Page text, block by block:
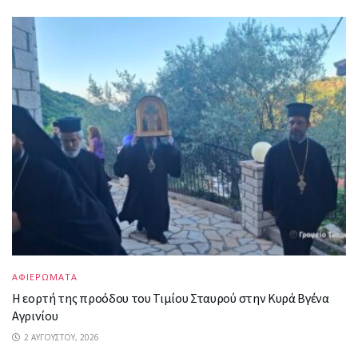
ΑΦΙΕΡΩΜΑΤΑ
Η εορτή της προόδου του Τιμίου Σταυρού στην Κυρά Βγένα
Αγρινίου
2 ΑΥΓΟΎΣΤΟΥ, 2026